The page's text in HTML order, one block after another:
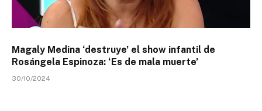
Magaly Medina ‘destruye’ el show infantil de
Rosángela Espinoza: ‘Es de mala muerte’
30/10/2024